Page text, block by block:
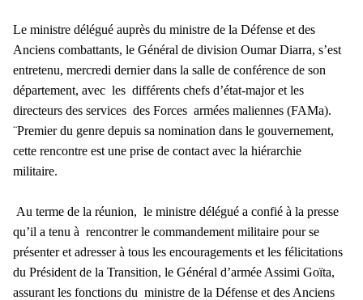
Le ministre délégué auprès du ministre de la Défense et des
Anciens combattants, le Général de division Oumar Diarra, s’est
entretenu, mercredi dernier dans la salle de conférence de son
département, avec les différents chefs d’état-major et les
directeurs des services des Forces armées maliennes (FAMa).
¨Premier du genre depuis sa nomination dans le gouvernement,
cette rencontre est une prise de contact avec la hiérarchie
militaire.
Au terme de la réunion, le ministre délégué a confié à la presse
qu’il a tenu à rencontrer le commandement militaire pour se
présenter et adresser à tous les encouragements et les félicitations
du Président de la Transition, le Général d’armée Assimi Goïta,
assurant les fonctions du ministre de la Défense et des Anciens